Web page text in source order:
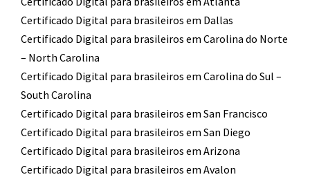
Certificado Digital para brasileiros em Dallas
Certificado Digital para brasileiros em Carolina do Norte
– North Carolina
Certificado Digital para brasileiros em Carolina do Sul –
South Carolina
Certificado Digital para brasileiros em San Francisco
Certificado Digital para brasileiros em San Diego
Certificado Digital para brasileiros em Arizona
Certificado Digital para brasileiros em Avalon